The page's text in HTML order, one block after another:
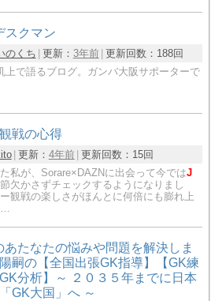
スクマン
のくち 更新： 3年前 更新回数： 188回
上で語るブログ。ガンバ大阪サポーターで
戦の心得
更新： 4年前 更新回数： 15回
私が、Sorare×DAZNに出会って今ではJ
欠かさずチェックするようになりまし
観戦の楽しさがほんとに何倍にも膨れ上
…
あたなたの悩みや問題を解決しま
嗣の【全国出張GK指導】【GK練
分析】～ ２０３５年までに日本
GK大国」へ ～